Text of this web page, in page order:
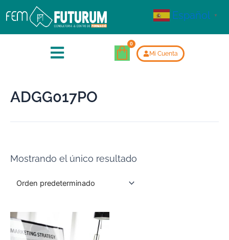
Mi Cuenta
ADGG017PO
Mostrando el único resultado
Español ▼